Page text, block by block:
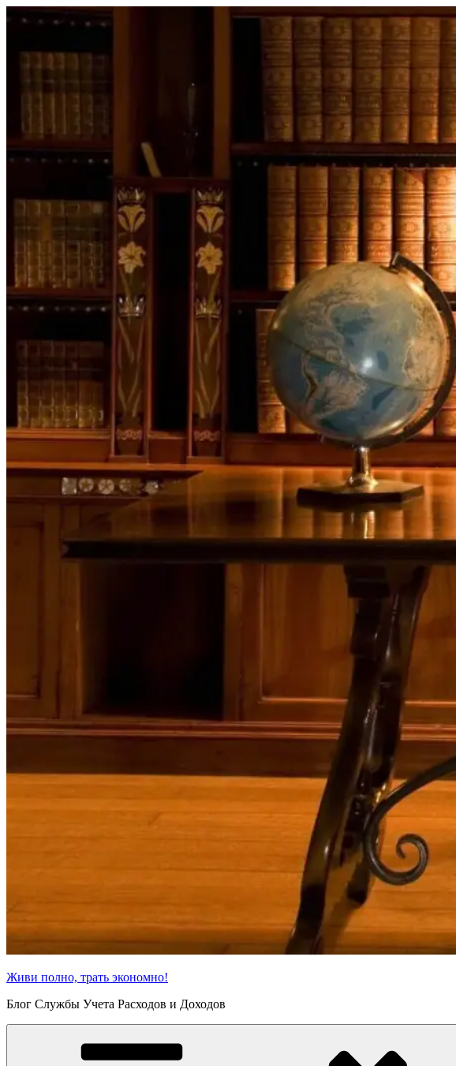
Перейти
Живи полно, трать экономно!
Блог Службы Учета Расходов и Доходов